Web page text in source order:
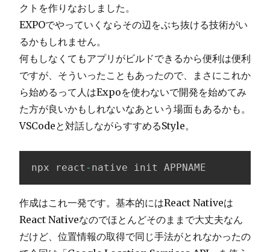
クトを作りなおしました。
EXPOでやっていくならその辺をぶち抜ける技術がい
るかもしれません。
何もしなくてもアプリがビルドできるから便利は便利
ですが、そういったこともあったので、まさにこれか
ら始めるって人はExpoを使わないで開発を始めてみ
た方が良いかもしれないなあという場面もあるかも。
VSCodeと対話しながらすすめるStyle。
npx react - native init APPNAME
作成はこれ一発です。基本的にはReact Nativeは
React Nativeなのでほとんどそのままで大丈夫なん
だけど、位置情報の取得で同じ手法がとれなかったの